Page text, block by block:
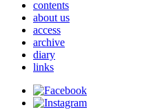
contents
about us
access
archive
diary
links